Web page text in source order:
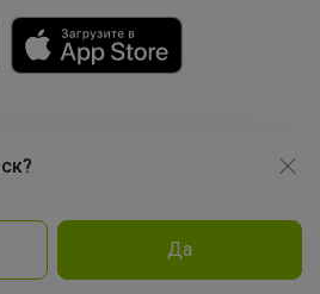
Да
конфиденциальности
этот сайт и нажимая кнопку
Принять